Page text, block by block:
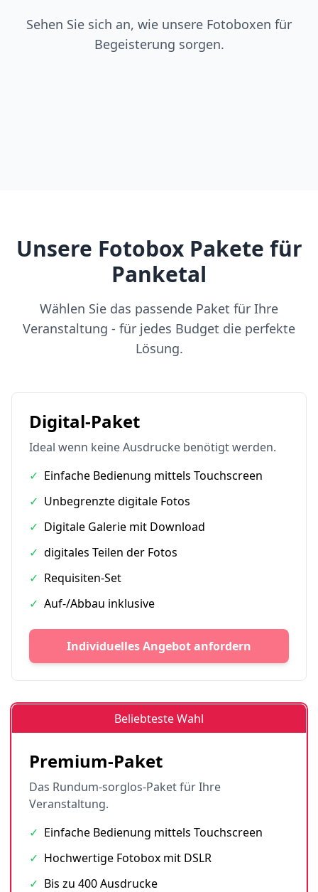
Sehen Sie sich an, wie unsere Fotoboxen für
Begeisterung sorgen.
Unsere Fotobox Pakete für
Panketal
Wählen Sie das passende Paket für Ihre
Veranstaltung - für jedes Budget die perfekte
Lösung.
Digital-Paket
Ideal wenn keine Ausdrucke benötigt werden.
✓ Einfache Bedienung mittels Touchscreen
✓ Unbegrenzte digitale Fotos
✓ Digitale Galerie mit Download
✓ digitales Teilen der Fotos
✓ Requisiten-Set
✓ Auf-/Abbau inklusive
Individuelles Angebot anfordern
Beliebteste Wahl
Premium-Paket
Das Rundum-sorglos-Paket für Ihre
Veranstaltung.
✓ Einfache Bedienung mittels Touchscreen
✓ Hochwertige Fotobox mit DSLR
✓ Bis zu 400 Ausdrucke